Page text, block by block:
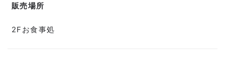
販売場所
2Fお食事処